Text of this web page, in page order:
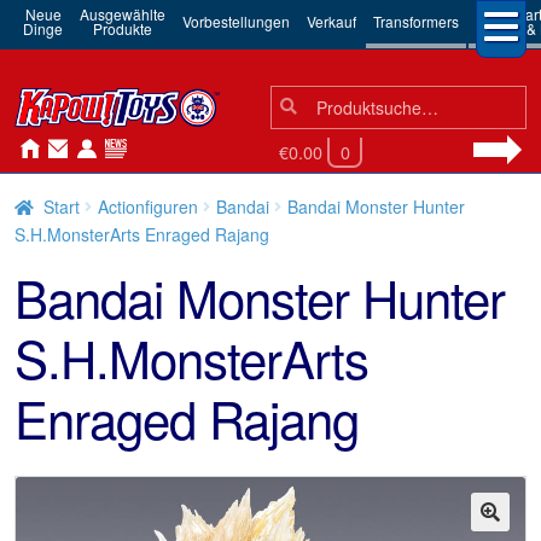
Neue
Dinge
Ausgewählte
Produkte Vorbestellungen Verkauf Transformers 3rd
Robots
Suchen
nach:
Suche
€0.00 0
Start Actionfiguren Bandai
Bandai Monster Hunter
S.H.MonsterArts Enraged Rajang
Bandai Monster Hunter
S.H.MonsterArts
Enraged Rajang